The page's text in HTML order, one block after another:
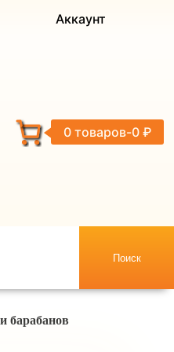
Аккаунт
0 товаров 0 ₽
Поиск
барабанов